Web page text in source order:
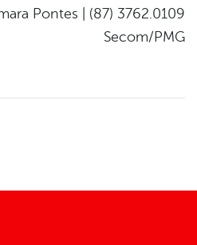
Pontes | (87) 3762.0109
Secom/PMG